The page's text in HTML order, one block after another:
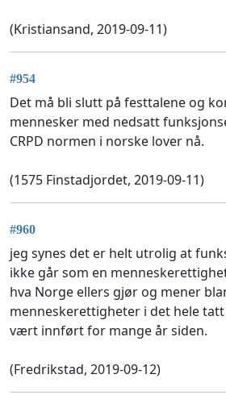
(Kristiansand, 2019-09-11)
#954
Det må bli slutt på festtalene og
mennesker med nedsatt
CRPD normen i norske lover nå.
(1575 Finstadjordet, 2019-09-11)
#960
jeg synes det er helt utrolig at
ikke går som en
hva Norge ellers gjør og mener
menneskerettigheter i det hele
vært innført for mange år siden.
(Fredrikstad, 2019-09-12)